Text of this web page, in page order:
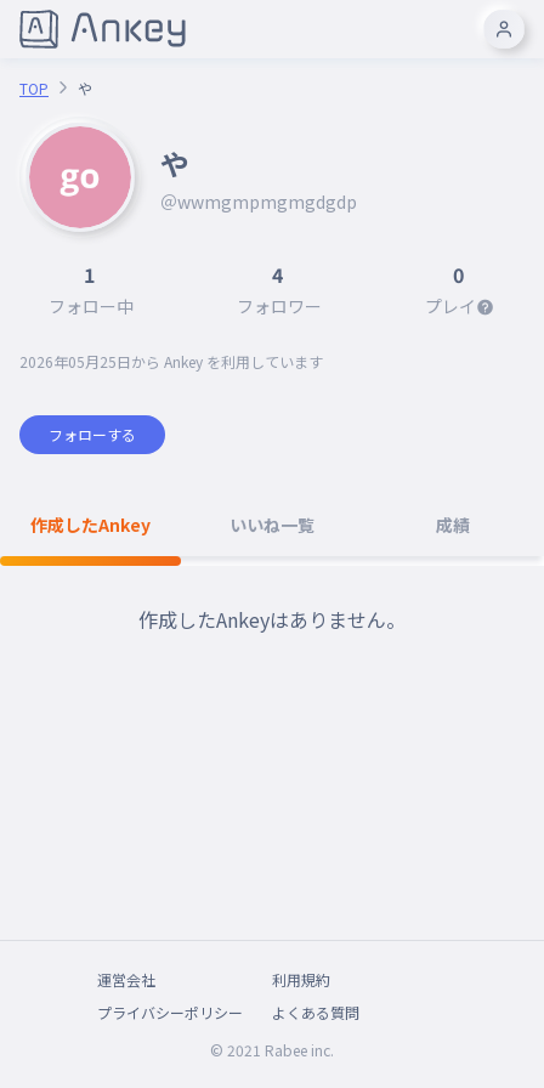
TOP や
や
＠wwmgmpmgmgdgdp
1
フォロー中
4
フォロワー
0
プレイ
2026年05月25日から Ankey を利用しています
フォローする
作成したAnkey いいね一覧 成績
作成したAnkeyはありません。
運営会社
利用規約
プライバシーポリシー
よくある質問
© 2021 Rabee inc.